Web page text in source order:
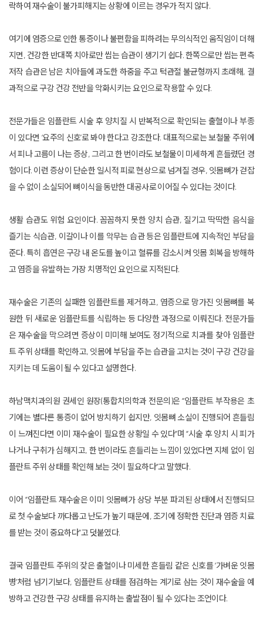
락하여 재수술이 불가피해지는 상황에 이르는 경우가 적지 않다.
여기에 염증으로 인한 통증이나 불편함을 피하려는 무의식적인 움직임이 더해
지면, 건강한 반대쪽 치아로만 씹는 습관이 생기기 쉽다. 한쪽으로만 씹는 편측
저작 습관은 남은 치아들에 과도한 하중을 주고 턱관절 불균형까지 초래해, 결
과적으로 구강 건강 전반을 악화시키는 요인으로 작용할 수 있다.
전문가들은 임플란트 시술 후 양치질 시 반복적으로 확인되는 출혈이나 부종
이 있다면 ‘요주의 신호’로 봐야 한다고 강조한다. 대표적으로는 보철물 주위에
서 피나 고름이 나는 증상, 그리고 한 번이라도 보철물이 미세하게 흔들렸던 경
험이다. 이런 증상이 단순한 일시적 피로 현상으로 넘겨질 경우, 잇몸뼈가 걷잡
을 수 없이 소실되어 뼈이식을 동반한 대공사로 이어질 수 있다는 것이다.
생활 습관도 위험 요인이다. 꼼꼼하지 못한 양치 습관, 질기고 딱딱한 음식을
즐기는 식습관, 이갈이나 이를 악무는 습관 등은 임플란트에 지속적인 부담을
준다. 특히 흡연은 구강 내 온도를 높이고 혈류를 감소시켜 잇몸 회복을 방해하
고 염증을 유발하는 가장 치명적인 요인으로 지적된다.
재수술은 기존의 실패한 임플란트를 제거하고, 염증으로 망가진 잇몸뼈를 복
원한 뒤 새로운 임플란트를 식립하는 등 다양한 과정으로 이뤄진다. 전문가들
은 재수술을 막으려면 증상이 미미해 보여도 정기적으로 치과를 찾아 임플란
트 주위 상태를 확인하고, 잇몸에 부담을 주는 습관을 고치는 것이 구강 건강을
지키는 데 도움이 될 수 있다고 설명한다.
하남맥치과의원 권세인 원장(통합치의학과 전문의)은 “임플란트 부작용은 초
기에는 별다른 통증이 없어 방치하기 쉽지만, 잇몸뼈 소실이 진행되어 흔들림
이 느껴진다면 이미 재수술이 필요한 상황일 수 있다”며 “시술 후 양치 시 피가
나거나 구취가 심해지고, 한 번이라도 흔들리는 느낌이 있었다면 지체 없이 임
플란트 주위 상태를 확인해 보는 것이 필요하다”고 말했다.
이어 “임플란트 재수술은 이미 잇몸뼈가 상당 부분 파괴된 상태에서 진행되므
로 첫 수술보다 까다롭고 난도가 높기 때문에, 조기에 정확한 진단과 염증 치료
를 받는 것이 중요하다”고 덧붙였다.
결국 임플란트 주위의 잦은 출혈이나 미세한 흔들림 같은 신호를 ‘가벼운 잇몸
병’처럼 넘기기보다, 임플란트 상태를 점검하는 계기로 삼는 것이 재수술을 예
방하고 건강한 구강 상태를 유지하는 출발점이 될 수 있다는 조언이다.